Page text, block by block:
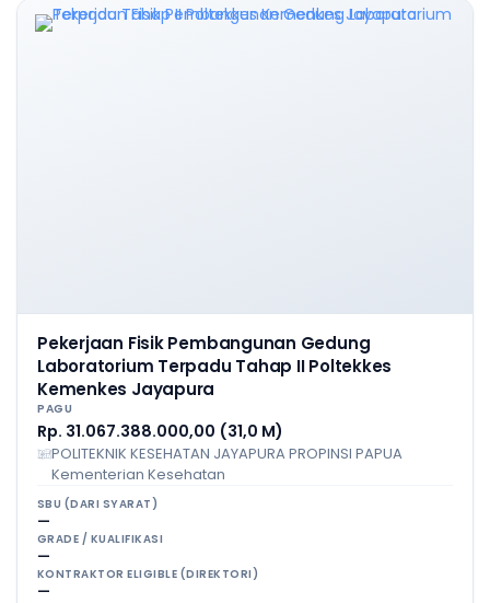
Pekerjaan Fisik Pembangunan Gedung
Laboratorium Terpadu Tahap II Poltekkes
Kemenkes Jayapura
PAGU
Rp. 31.067.388.000,00 (31,0 M)
POLITEKNIK KESEHATAN JAYAPURA PROPINSI PAPUA
Kementerian Kesehatan
SBU (DARI SYARAT)
—
GRADE / KUALIFIKASI
—
KONTRAKTOR ELIGIBLE (DIREKTORI)
—